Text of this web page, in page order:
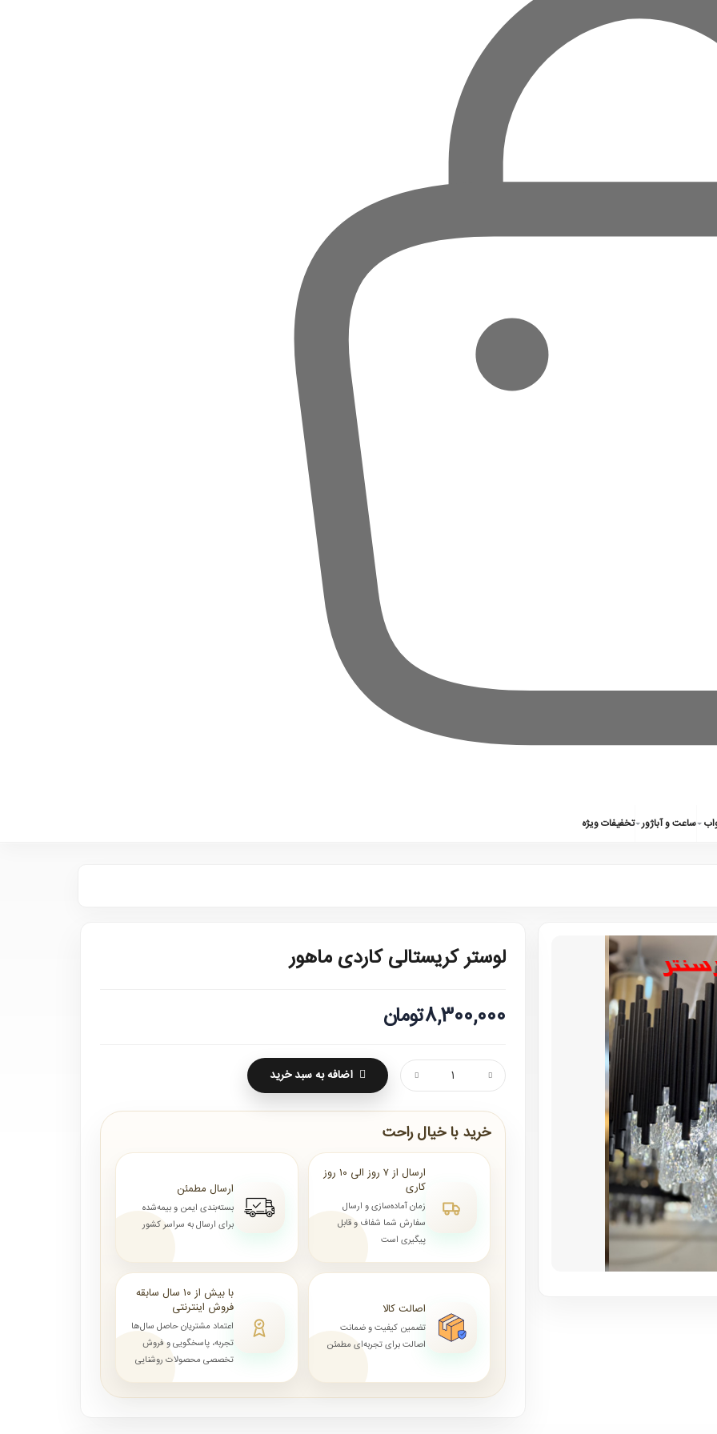
ساعت و آباژور تخفیفات ویژه
لوستر کریستالی کاردی ماهور
8,300,000تومان
اضافه به سبد خرید
خرید با خیال راحت
ارسال از ۷ روز الی ۱۰ روز
کاری
زمان آماده‌سازی و ارسال
سفارش شما شفاف و قابل
پیگیری است
ارسال مطمئن
بسته‌بندی ایمن و بیمه‌شده
برای ارسال به سراسر کشور
اصالت کالا
تضمین کیفیت و ضمانت
اصالت برای تجربه‌ای مطمئن
با بیش از ۱۰ سال سابقه
فروش اینترنتی
اعتماد مشتریان حاصل سال‌ها
تجربه، پاسخگویی و فروش
تخصصی محصولات روشنایی